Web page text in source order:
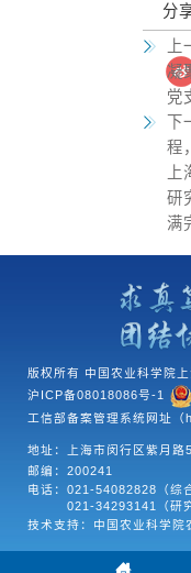
分
上
凝
党
下
程
研
满
版权所有 中国农业科学院
沪ICP备08018086号-1
工信部备案管理系统网址
地址：上海市闵行区紫月路
邮编：200241
电话： 021-54082828（综
021-34293141（研
技术支持：中国农业科学院